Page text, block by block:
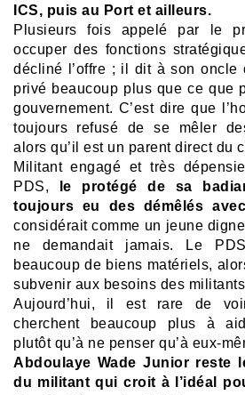
ICS, puis au Port et ailleurs.
Plusieurs fois appelé par le
occuper des fonctions
décliné l’offre ; i
l dit à son oncle
privé beaucoup plus que ce que
gouvernement. C’est dire que
toujours refusé de se mêler
alors qu’il est un parent direct du
Militant engagé et très
PDS,
le protégé de sa
toujours eu des démêlés
considérait comme un jeune
ne demandait jamais.
Le
beaucoup de biens matériels,
subvenir aux besoins des
Aujourd’hui, il est rare de
cherchent beaucoup plus à
plutôt qu’à ne penser qu’à eux-
Abdoulaye Wade Junior reste
du militant qui croit à l’idéal